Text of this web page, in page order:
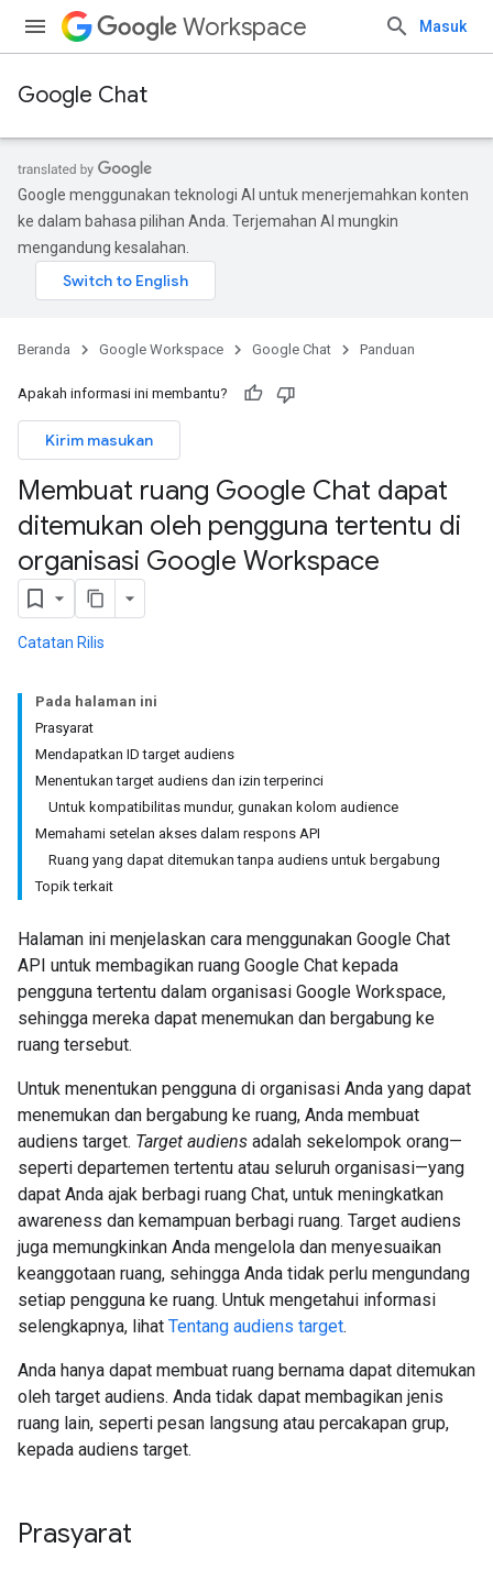
Workspace Masuk
Google Chat
Google menggunakan teknologi AI untuk menerjemahkan konten
ke dalam bahasa pilihan Anda. Terjemahan AI mungkin
mengandung kesalahan.
Beranda Google Workspace Google Chat Panduan
Apakah informasi ini membantu?
Kirim masukan
Membuat ruang Google Chat dapat
ditemukan oleh pengguna tertentu di
organisasi Google Workspace
Catatan Rilis
Pada halaman ini
Prasyarat
Mendapatkan ID target audiens
Menentukan target audiens dan izin terperinci
Untuk kompatibilitas mundur, gunakan kolom audience
Memahami setelan akses dalam respons API
Ruang yang dapat ditemukan tanpa audiens untuk bergabung
Topik terkait
Halaman ini menjelaskan cara menggunakan Google Chat
API untuk membagikan ruang Google Chat kepada
pengguna tertentu dalam organisasi Google Workspace,
sehingga mereka dapat menemukan dan bergabung ke
ruang tersebut.
Untuk menentukan pengguna di organisasi Anda yang dapat
menemukan dan bergabung ke ruang, Anda membuat
audiens target. Target audiens adalah sekelompok orang—
seperti departemen tertentu atau seluruh organisasi—yang
dapat Anda ajak berbagi ruang Chat, untuk meningkatkan
awareness dan kemampuan berbagi ruang. Target audiens
juga memungkinkan Anda mengelola dan menyesuaikan
keanggotaan ruang, sehingga Anda tidak perlu mengundang
setiap pengguna ke ruang. Untuk mengetahui informasi
selengkapnya, lihat Tentang audiens target.
Anda hanya dapat membuat ruang bernama dapat ditemukan
oleh target audiens. Anda tidak dapat membagikan jenis
ruang lain, seperti pesan langsung atau percakapan grup,
kepada audiens target.
Prasyarat